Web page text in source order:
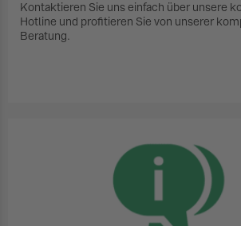
Kontaktieren Sie uns einfach über unsere
Hotline und profitieren Sie von unserer
Beratung.